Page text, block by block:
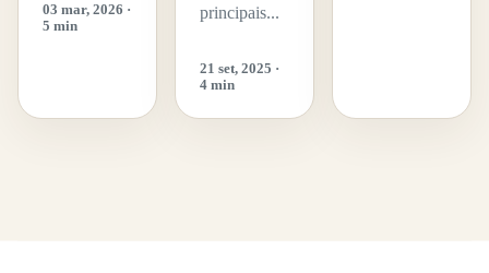
03 mar, 2026 ·
5 min
principais...
21 set, 2025 ·
4 min